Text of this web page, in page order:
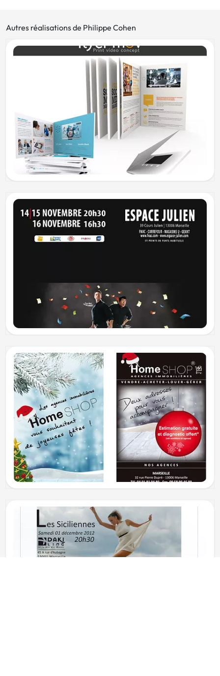
Autres réalisations de Philippe Cohen